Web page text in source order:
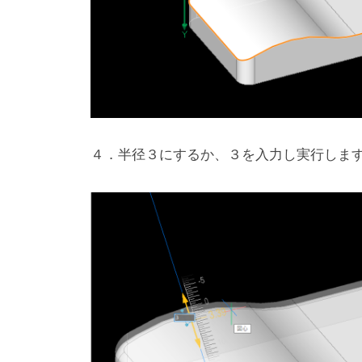
４．半径３にするか、３を入力し実行しま